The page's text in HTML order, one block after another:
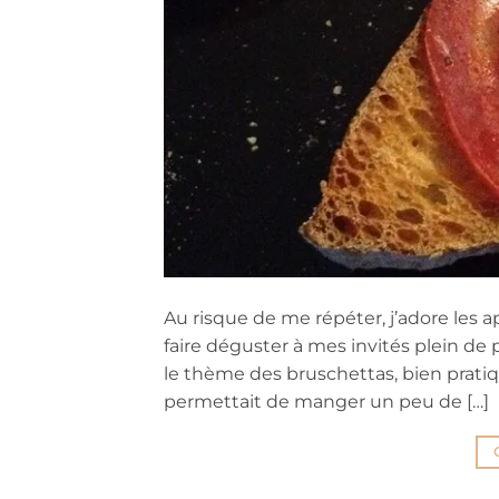
Au risque de me répéter, j’adore les
faire déguster à mes invités plein de
le thème des bruschettas, bien
permettait de manger un peu de […]